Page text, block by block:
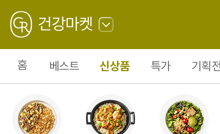
GREATING
건강마켓
로
홈 베스트 신상품 특가 기획